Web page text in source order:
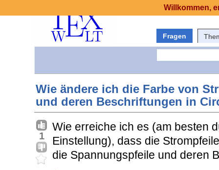
Fragen
Wie ändere ich die Farbe von
und deren Beschriftungen in
1
Wie erreiche ich es (am besten
Einstellung), dass die
die Spannungspfeile und deren
Willkommen,